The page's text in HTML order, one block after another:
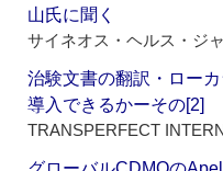
山氏に聞く
サイネオス・ヘルス・ジ
治験文書の翻訳・ロー
導入できるかーその[2]
TRANSPERFECT